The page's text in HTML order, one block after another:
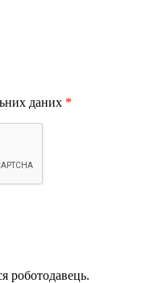
даних *
роботодавець.